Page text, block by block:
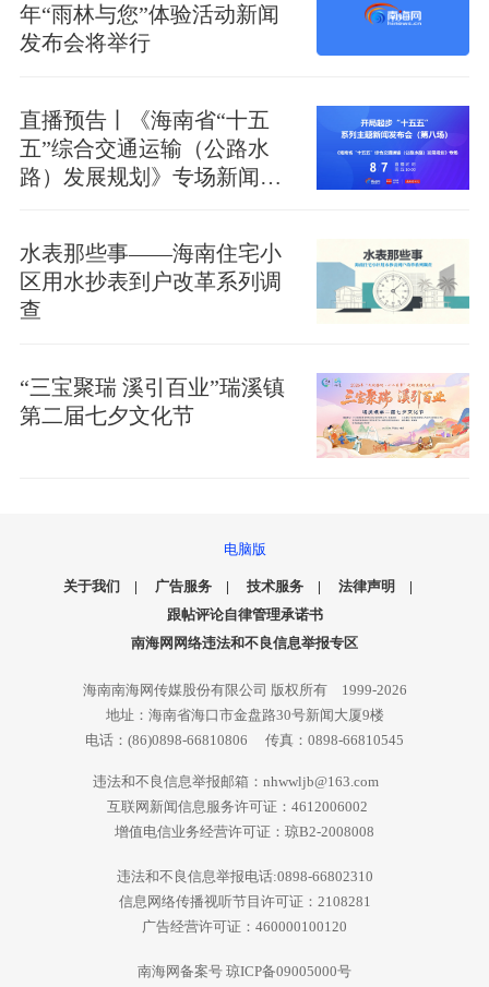
年“雨林与您”体验活动新闻
发布会将举行
直播预告丨《海南省“十五
五”综合交通运输（公路水
路）发展规划》专场新闻发
水表那些事——海南住宅小
区用水抄表到户改革系列调
查
“三宝聚瑞 溪引百业”瑞溪镇
第二届七夕文化节
电脑版
关于我们 | 广告服务| 技术服务| 法律声明 |
跟帖评论自律管理承诺书
南海网网络违法和不良信息举报专区
海南南海网传媒股份有限公司 版权所有 1999-2026
地址：海南省海口市金盘路30号新闻大厦9楼
电话：(86)0898-66810806 传真：0898-66810545
违法和不良信息举报邮箱：nhwwljb@163.com
互联网新闻信息服务许可证：4612006002
增值电信业务经营许可证：琼B2-2008008
违法和不良信息举报电话:0898-66802310
信息网络传播视听节目许可证：2108281
广告经营许可证：460000100120
南海网备案号 琼ICP备09005000号